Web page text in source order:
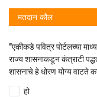
मतदान कौल
"एकीकडे पवित्र पोर्टलच्या
राज्य शासनाकडून कंत्राटी
शासनाचे हे धोरण योग्य वाटते
हो